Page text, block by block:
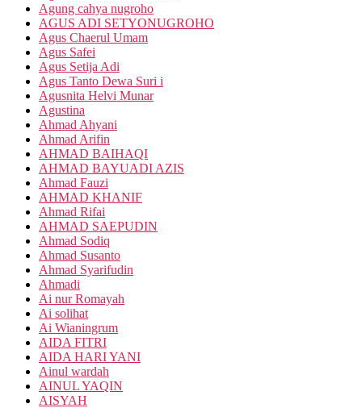
Agung cahya nugroho
AGUS ADI SETYONUGROHO
Agus Chaerul Umam
Agus Safei
Agus Setija Adi
Agus Tanto Dewa Suri i
Agusnita Helvi Munar
Agustina
Ahmad Ahyani
Ahmad Arifin
AHMAD BAIHAQI
AHMAD BAYUADI AZIS
Ahmad Fauzi
AHMAD KHANIF
Ahmad Rifai
AHMAD SAEPUDIN
Ahmad Sodiq
Ahmad Susanto
Ahmad Syarifudin
Ahmadi
Ai nur Romayah
Ai solihat
Ai Wianingrum
AIDA FITRI
AIDA HARI YANI
Ainul wardah
AINUL YAQIN
AISYAH